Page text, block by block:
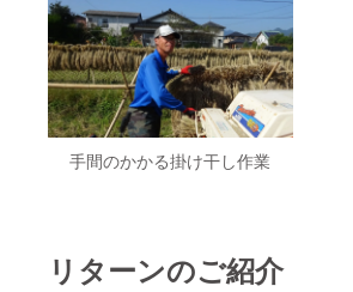
手間のかかる掛け干し作業
リターンのご紹介